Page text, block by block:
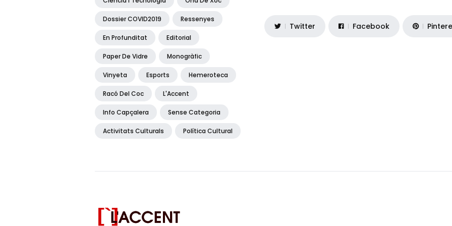
Dossier COVID2019 Ressenyes
En Profunditat Editorial
Paper De Vidre Monogràfic
Vinyeta Esports Hemeroteca
Racó Del Coc L'Accent
Info Capçalera Sense Categoria
Activitats Culturals Política Cultural
Twitter Facebook